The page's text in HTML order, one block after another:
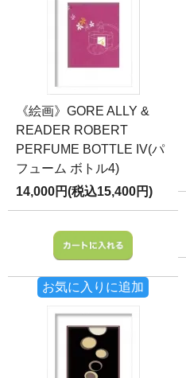
《絵画》GORE ALLY &
READER ROBERT
PERFUME BOTTLE IV(パ
フューム ボトル4)
14,000円(税込15,400円)
お気に入りに追加